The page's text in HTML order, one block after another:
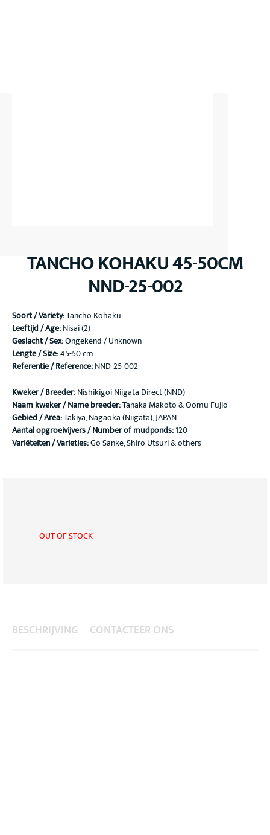
TANCHO KOHAKU 45-50CM
NND-25-002
Soort / Variety:Tancho Kohaku
Leeftijd / Age:Nisai (2)
Geslacht / Sex:Ongekend / Unknown
Lengte / Size:45-50 cm
Referentie / Reference:NND-25-002
Kweker / Breeder:Nishikigoi Niigata Direct (NND)
Naam kweker / Name breeder:Tanaka Makoto & Oomu Fujio
Gebied / Area:Takiya, Nagaoka (Niigata), JAPAN
Aantal opgroeivijvers / Number of mudponds:120
Variëteiten / Varieties:Go Sanke, Shiro Utsuri & others
OUT OF STOCK
BESCHRIJVING CONTACTEER ONS